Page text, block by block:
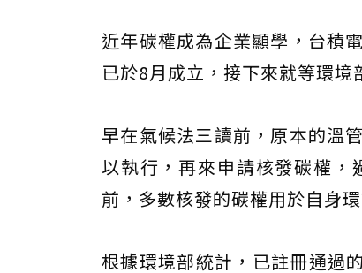
近年碳權成為企業顯學，台積
已於8月成立，接下來就等環
早在氣候法三讀前，原本的溫
以執行，再來申請核發碳權
前，多數核發的碳權用於自身
根據環境部統計，已註冊通過